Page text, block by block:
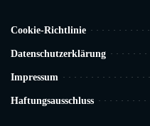
Cookie-Richtlinie
Datenschutzerklärung
Impressum
Haftungsausschluss